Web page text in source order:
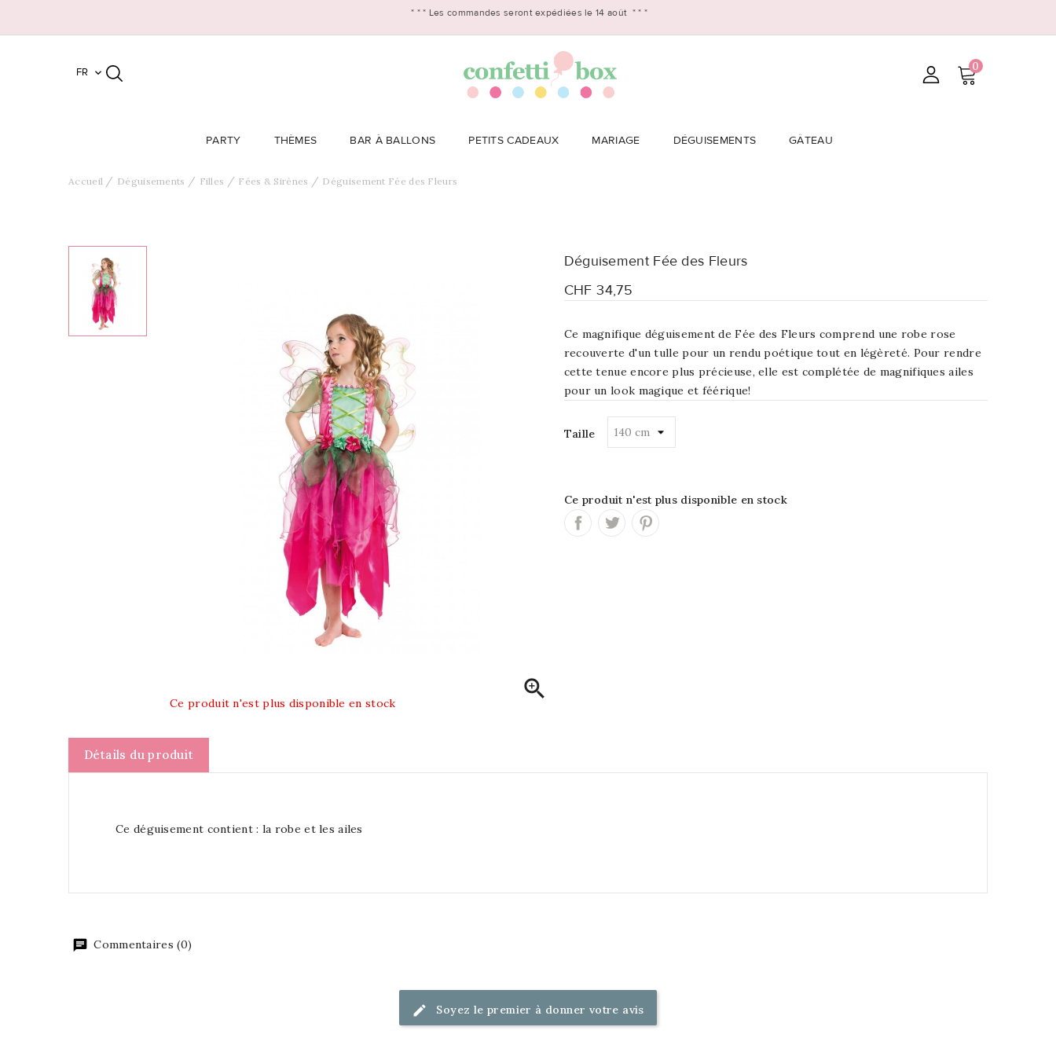
* * * Les commandes seront expédiées le 14 août * * *
FR  0
PARTY THÈMES BAR À BALLONS PETITS CADEAUX MARIAGE DÉGUISEMENTS GÂTEAU
Accueil Déguisements Filles Fées & Sirènes Déguisement Fée des Fleurs

Ce produit n'est plus disponible en stock
Déguisement Fée des Fleurs
CHF 34,75
Ce magnifique déguisement de Fée des Fleurs comprend une robe rose
recouverte d'un tulle pour un rendu poétique tout en légèreté. Pour rendre
cette tenue encore plus précieuse, elle est complétée de magnifiques ailes
pour un look magique et féérique!
Taille
Ce produit n'est plus disponible en stock
Détails du produit
Ce déguisement contient : la robe et les ailes
Commentaires (0)
Soyez le premier à donner votre avis